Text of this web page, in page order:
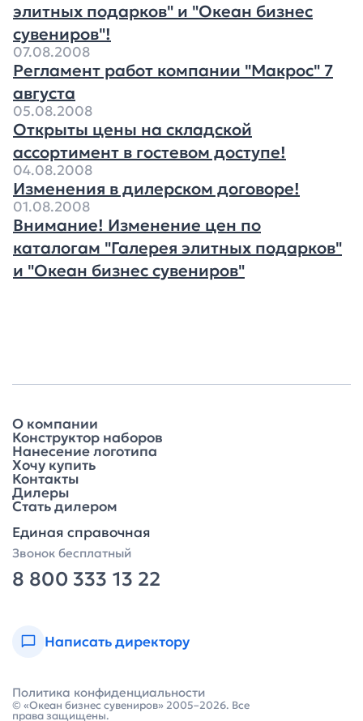
элитных подарков" и "Океан бизнес
сувениров"!
07.08.2008
Регламент работ компании "Макрос" 7
августа
05.08.2008
Открыты цены на складской
ассортимент в гостевом доступе!
04.08.2008
Изменения в дилерском договоре!
01.08.2008
Внимание! Изменение цен по
каталогам "Галерея элитных подарков"
и "Океан бизнес сувениров"
О компании
Конструктор наборов
Нанесение логотипа
Хочу купить
Контакты
Дилеры
Стать дилером
Единая справочная
Звонок бесплатный
8 800 333 13 22
Написать директору
© «Океан бизнес сувениров» 2005–2026. Все
права защищены.
Политика конфиденциальности